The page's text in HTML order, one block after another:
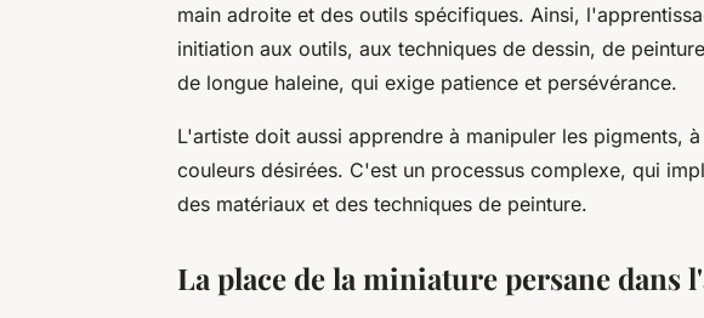
main adroite et des outils spécifiques. Ainsi,
initiation aux outils, aux techniques de dessin, de
de longue haleine, qui exige patience et persévérance.
L'artiste doit aussi apprendre à manipuler les pigments,
couleurs désirées. C'est un processus complexe, qui
des matériaux et des techniques de peinture.
La place de la miniature persane dans